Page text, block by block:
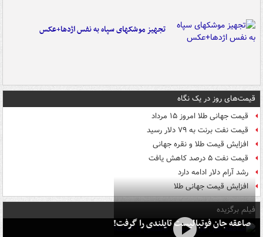
تجهیز موشکهای سپاه به نفس اژدها+عکس
قیمت‌های روز در یک نگاه
قیمت جهانی طلا امروز ۱۵ مرداد
قیمت نفت برنت به ۷۹ دلار رسید
افزایش قیمت طلا و نقره جهانی
قیمت نفت ۵ درصد کاهش یافت
رشد آرام دلار ادامه دارد
افزایش قیمت جهانی طلا
فیلم برگزیده
صاعقه جان فوتبالیست تایلندی را گرفت!